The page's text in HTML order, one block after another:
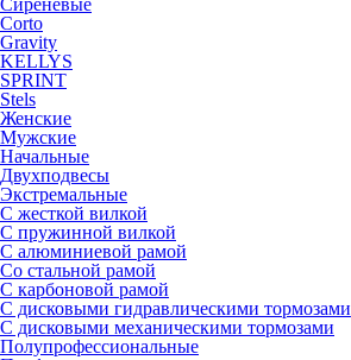
Сиреневые
Corto
Gravity
KELLYS
SPRINT
Stels
Женские
Мужские
Начальные
Двухподвесы
Экстремальные
С жесткой вилкой
С пружинной вилкой
С алюминиевой рамой
Со стальной рамой
С карбоновой рамой
С дисковыми гидравлическими тормозами
С дисковыми механическими тормозами
Полупрофессиональные